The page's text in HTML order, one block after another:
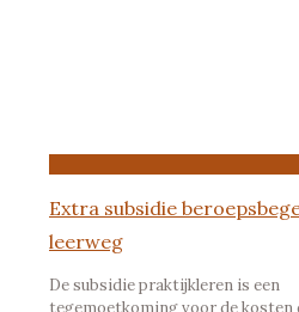
Extra subsidie
leerweg
De subsidie praktijkleren is een
tegemoetkoming voor de kosten